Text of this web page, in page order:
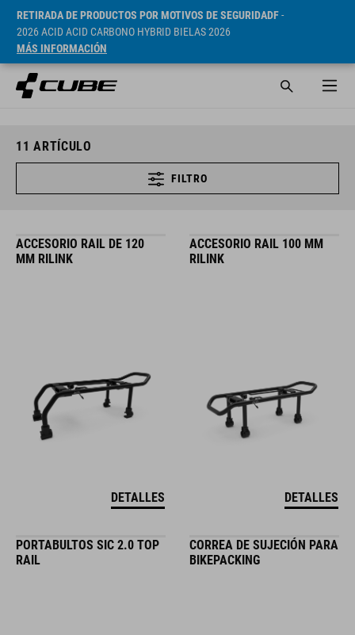
RETIRADA DE PRODUCTOS POR MOTIVOS DE SEGURIDADF-
2026 ACID ACID CARBONO HYBRID BIELAS 2026
MÁS INFORMACIÓN
11 ARTÍCULO
FILTRO
ACCESORIO RAIL DE 120
MM RILINK
DETALLES
ACCESORIO RAIL 100 MM
RILINK
DETALLES
PORTABULTOS SIC 2.0 TOP
RAIL
CORREA DE SUJECIÓN PARA
BIKEPACKING